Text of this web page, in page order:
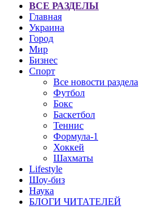
ВСЕ РАЗДЕЛЫ
Главная
Украина
Город
Мир
Бизнес
Спорт
Все новости раздела
Футбол
Бокс
Баскетбол
Теннис
Формула-1
Хоккей
Шахматы
Lifestyle
Шоу-биз
Наука
БЛОГИ ЧИТАТЕЛЕЙ